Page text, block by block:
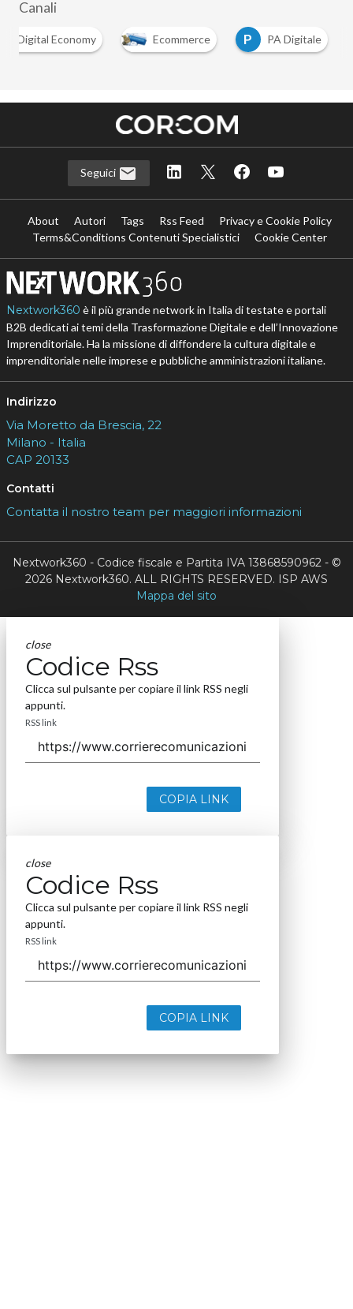
Canali
Digital Economy Ecommerce P
PA Digitale
Seguici
About Autori Tags Rss Feed
Privacy e Cookie Policy
Terms&Conditions Contenuti Specialistici
Cookie Center
Nextwork360 è il più grande network in Italia di testate e portali
B2B dedicati ai temi della Trasformazione Digitale e dell’Innovazione
Imprenditoriale. Ha la missione di diffondere la cultura digitale e
imprenditoriale nelle imprese e pubbliche amministrazioni italiane.
Indirizzo
Via Moretto da Brescia, 22
Milano - Italia
CAP 20133
Contatti
Contatta il nostro team per maggiori informazioni
Nextwork360 - Codice fiscale e Partita IVA 13868590962 - ©
2026 Nextwork360. ALL RIGHTS RESERVED. ISP AWS
Mappa del sito
close
Codice Rss
Clicca sul pulsante per copiare il link RSS negli
appunti.
RSS link
COPIA LINK
close
Codice Rss
Clicca sul pulsante per copiare il link RSS negli
appunti.
RSS link
COPIA LINK